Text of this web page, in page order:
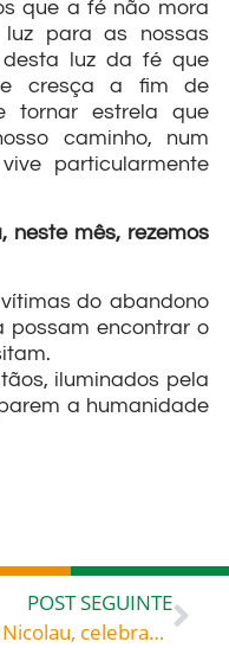
que a fé não mora
para as nossas
luz da fé que
cresça a fim de
tornar estrela que
caminho, num
particularmente
mês, rezemos
do abandono
possam encontrar o
iluminados pela
a humanidade
POST SEGUINTE
São Nicolau, celebrado hoje, 06, roga por todos nós!